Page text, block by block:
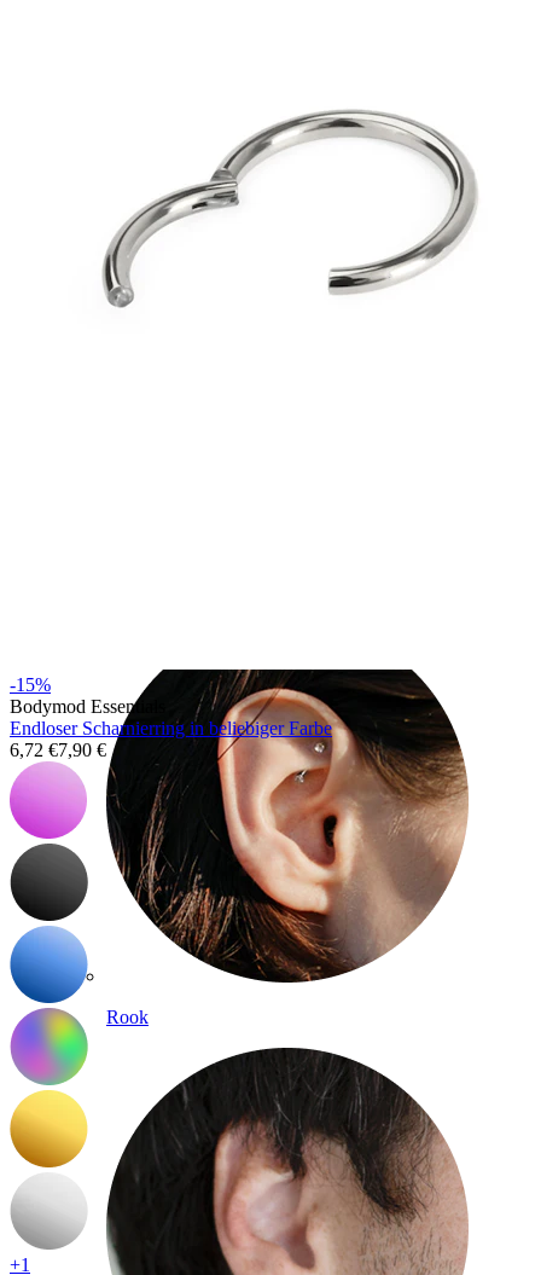
Rook
-15%
Bodymod Essentials
Endloser Scharnierring in beliebiger Farbe
6,72 €7,90 €
+1